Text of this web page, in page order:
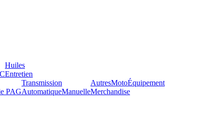
Huiles
PAG
Transmission
AutomatiqueManuelle
AutresMoto
Entretien
Équipement
Merchandise